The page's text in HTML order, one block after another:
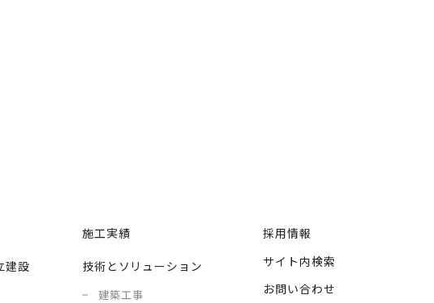
建設
施工実績
技術とソリューション
建築工事
採用情報
サイト内検索
お問い合わせ